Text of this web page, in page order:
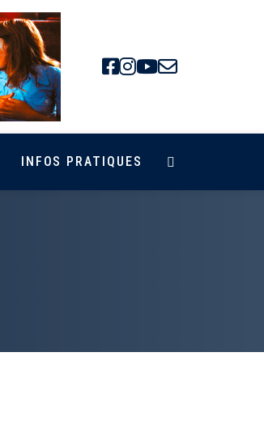
Facebook
Instagram
Youtube
INFOS PRATIQUES